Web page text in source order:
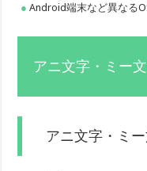
Android端末など異なる
アニ文字・ミー
アニ文字・ミ